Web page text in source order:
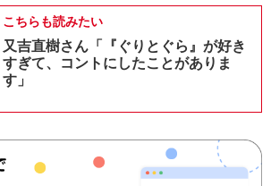
こちらも読みたい
又吉直樹さん「『ぐりとぐら』が好き
すぎて、コントにしたことがありま
す」